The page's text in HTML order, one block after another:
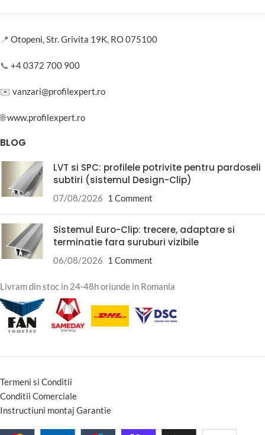
📍 Otopeni, Str. Grivita 19K, RO 075100
📞 +4 0372 700 900
✉️ vanzari@profilexpert.ro
🌐www.profilexpert.ro
BLOG
LVT si SPC: profilele potrivite pentru pardoseli
subtiri (sistemul Design-Clip)
07/08/2026 1 Comment
Sistemul Euro-Clip: trecere, adaptare si
terminatie fara suruburi vizibile
06/08/2026 1 Comment
Livram din stoc in 24-48h oriunde in Romania
Termeni si Conditii
Conditii Comerciale
Instructiuni montaj Garantie